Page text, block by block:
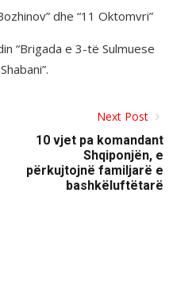
dhe “11 Oktomvri”
“Brigada e 3-të Sulmuese
Next Post
10 vjet pa komandant
Shqiponjën, e
përkujtojnë familjarë e
bashkëluftëtarë